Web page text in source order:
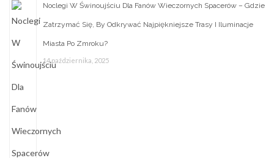
Noclegi W Świnoujściu Dla Fanów Wieczornych Spacerów – Gdzie
Zatrzymać Się, By Odkrywać Najpiękniejsze Trasy I Iluminacje
Miasta Po Zmroku?
14 października, 2025